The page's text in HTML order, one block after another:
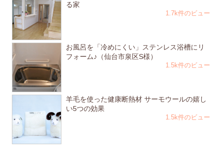
る家
1.7k件のビュー
お風呂を「冷めにくい」ステンレス浴槽にリ
フォーム♪（仙台市泉区S様）
1.5k件のビュー
羊毛を使った健康断熱材 サーモウールの嬉し
い5つの効果
1.5k件のビュー